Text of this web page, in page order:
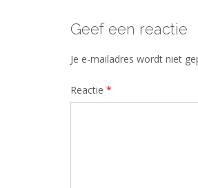
Geef een reactie
Je e-mailadres wordt niet
Reactie *